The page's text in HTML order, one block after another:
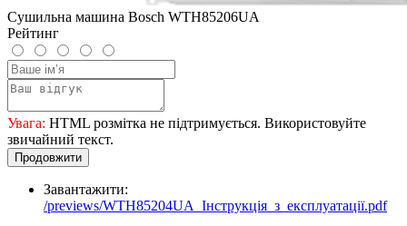
Сушильна машина Bosch WTH85206UA
Рейтинг
Увага: HTML розмітка не підтримується. Використовуйте
звичайний текст.
Продовжити
Завантажити:
/previews/WTH85204UA_Інструкція_з_експлуатації.pdf